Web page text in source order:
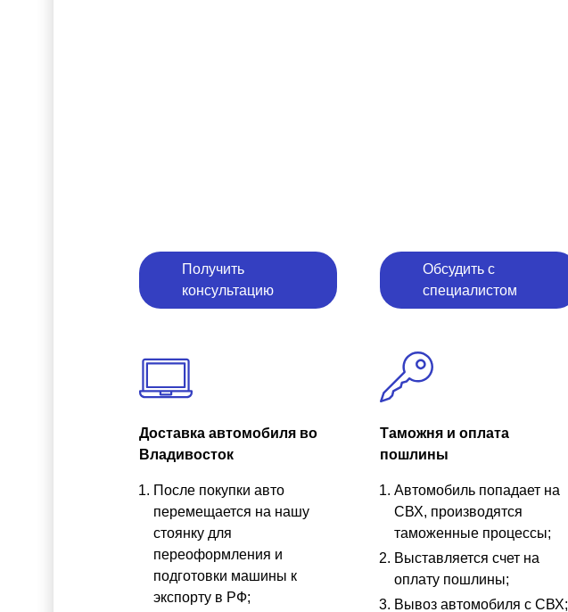
Получить
консультацию
Обсудить с
специалистом
Доставка автомобиля во
Владивосток
После покупки авто
перемещается на нашу
стоянку для
переоформления и
подготовки машины к
экспорту в РФ;
Таможня и оплата
пошлины
Автомобиль попадает на
СВХ, производятся
таможенные процессы;
Выставляется счет на
оплату пошлины;
Вывоз автомобиля с СВХ;